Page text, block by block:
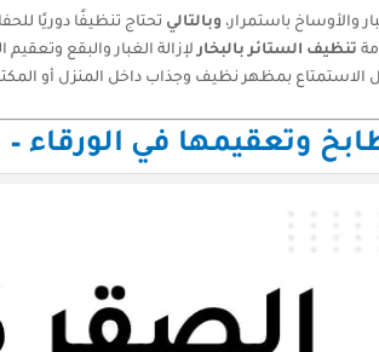
والأوساخ باستمرار،وبالتالي تحتاج تنظيفًا دوريًا
تنظيف الستائر بالبخارلإزالة الغبار والبقع
الاستمتاع بمظهر نظيف وجذاب داخل المنزل أو
وتعقيمها في الورقاء